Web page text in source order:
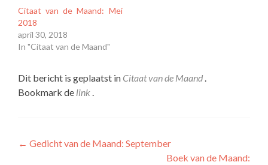
Citaat van de Maand: Mei
2018
april 30, 2018
In "Citaat van de Maand"
Dit bericht is geplaatst in Citaat van de Maand .
Bookmark de link .
Bericht
← Gedicht van de Maand: September
Boek van de Maand: